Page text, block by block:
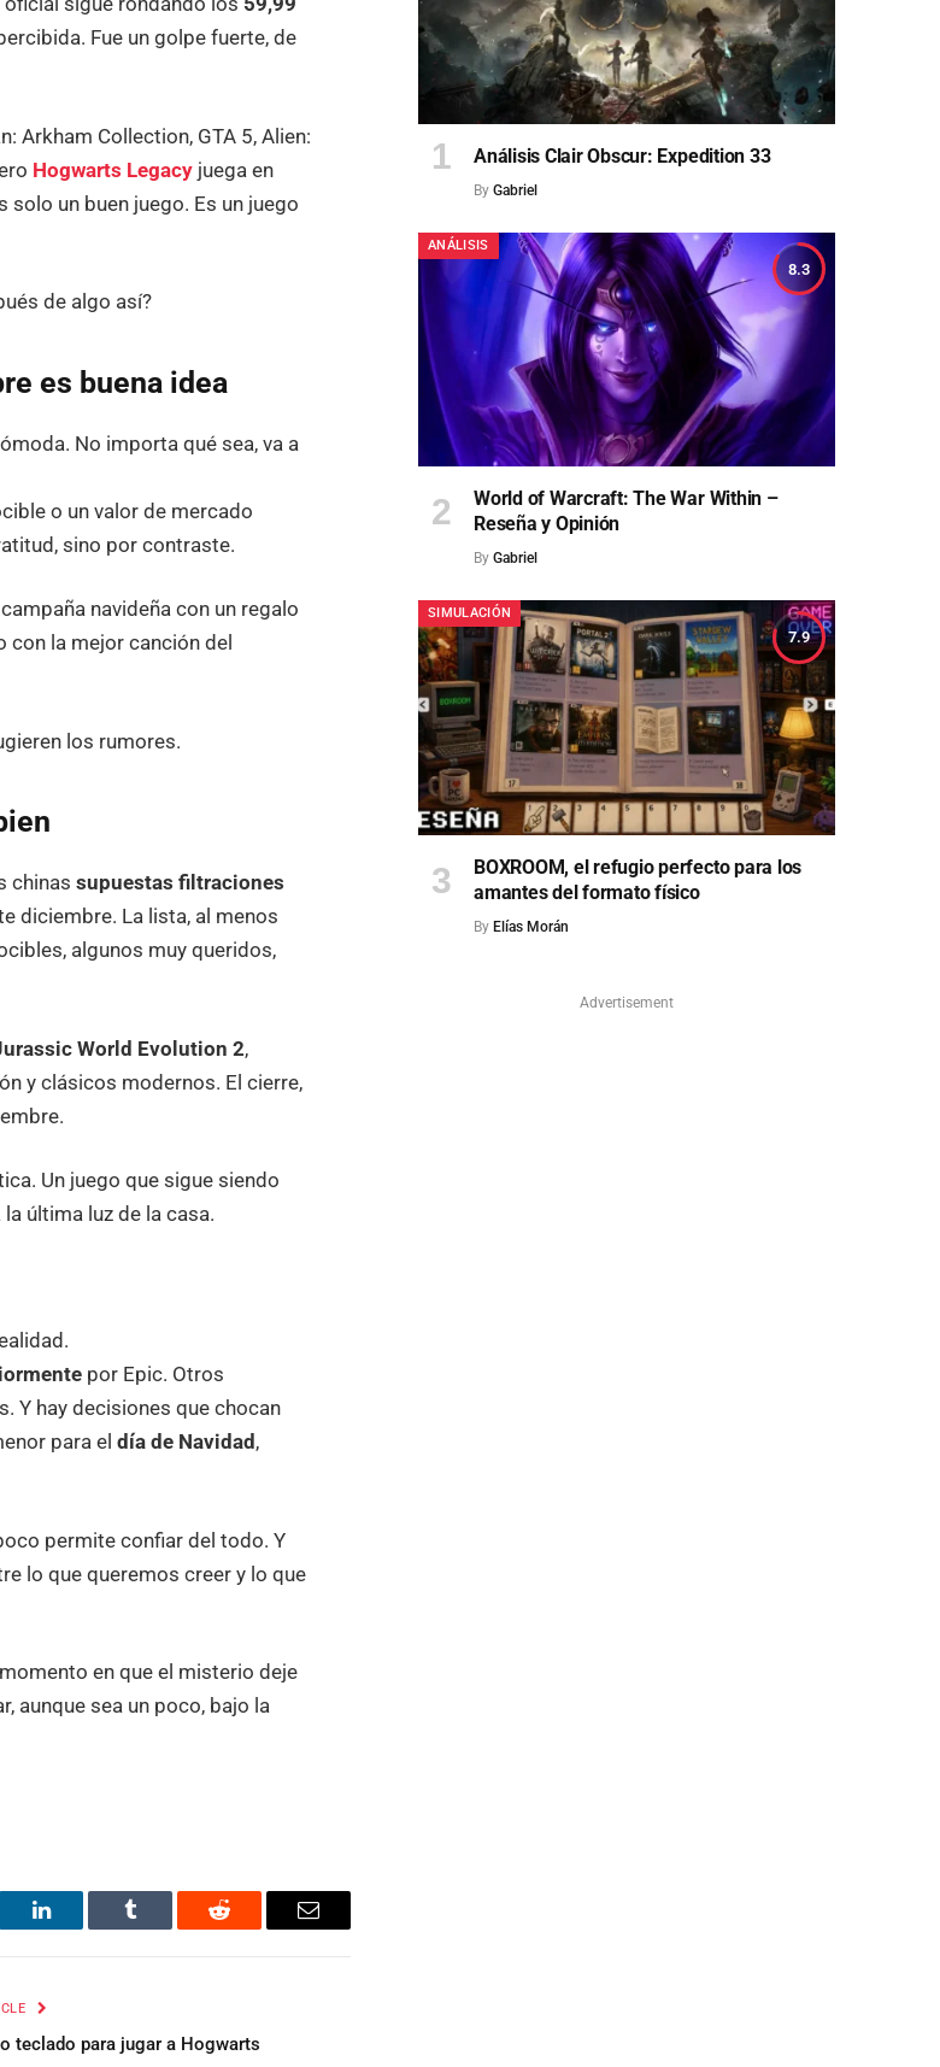
oficial sigue rondando los 59,99
Fue un golpe fuerte, de
Arkham Collection, GTA 5, Alien:
Hogwarts Legacy juega en
solo un buen juego. Es un juego
de algo así?
es buena idea
No importa qué sea, va a
o un valor de mercado
sino por contraste.
navideña con un regalo
con la mejor canción del
los rumores.
chinassupuestas filtraciones
diciembre. La lista, al menos
algunos muy queridos,
World Evolution 2,
y clásicos modernos. El cierre,
Un juego que sigue siendo
última luz de la casa.
por Epic. Otros
Y hay decisiones que chocan
para eldía de Navidad ,
permite confiar del todo. Y
lo que queremos creer y lo que
en que el misterio deje
aunque sea un poco, bajo la
LinkedIn Tumblr Reddit Email
teclado para jugar a Hogwarts
Análisis Clair Obscur: Expedition 33
By Gabriel
8.3
ANÁLISIS
World of Warcraft: The War Within –
Reseña y Opinión
By Gabriel
7.9
SIMULACIÓN
BOXROOM, el refugio perfecto para los
amantes del formato físico
By Elías Morán
Advertisement